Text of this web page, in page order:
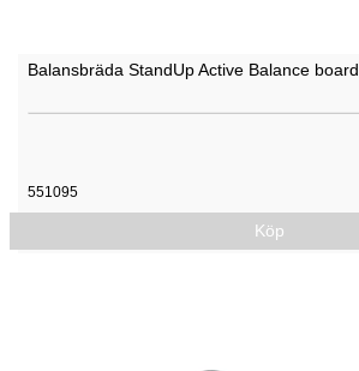
Balansbräda StandUp Active Balance board
551095
Köp